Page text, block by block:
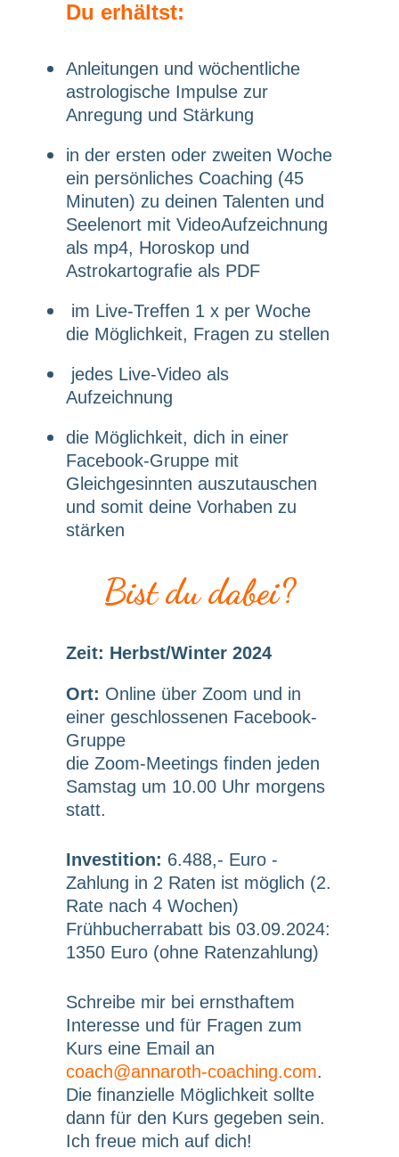
Du erhältst:
Anleitungen und wöchentliche
astrologische Impulse zur
Anregung und Stärkung
in der ersten oder zweiten Woche
ein persönliches Coaching (45
Minuten) zu deinen Talenten und
Seelenort mit VideoAufzeichnung
als mp4, Horoskop und
Astrokartografie als PDF
im Live-Treffen 1 x per Woche
die Möglichkeit, Fragen zu stellen
jedes Live-Video als
Aufzeichnung
die Möglichkeit, dich in einer
Facebook-Gruppe mit
Gleichgesinnten auszutauschen
und somit deine Vorhaben zu
stärken
Bist du dabei?
Zeit: Herbst/Winter 2024
Ort: Online über Zoom und in
einer geschlossenen Facebook-
Gruppe
die Zoom-Meetings finden jeden
Samstag um 10.00 Uhr morgens
statt.
Investition: 6.488,- Euro -
Zahlung in 2 Raten ist möglich (2.
Rate nach 4 Wochen)
Frühbucherrabatt bis 03.09.2024:
1350 Euro (ohne Ratenzahlung)
Schreibe mir bei ernsthaftem
Interesse und für Fragen zum
Kurs eine Email an
coach@annaroth-coaching.com.
Die finanzielle Möglichkeit sollte
dann für den Kurs gegeben sein.
Ich freue mich auf dich!